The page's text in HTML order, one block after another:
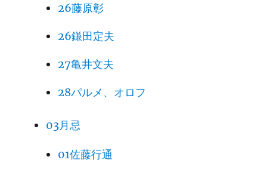
26藤原彰
26鎌田定夫
27亀井文夫
28パルメ、オロフ
03月忌
01佐藤行通